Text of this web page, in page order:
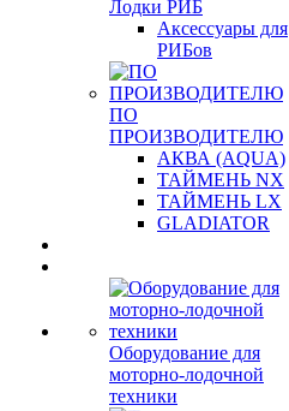
Лодки РИБ
Аксессуары для
РИБов
ПО
ПРОИЗВОДИТЕЛЮ
АКВА (AQUA)
ТАЙМЕНЬ NX
ТАЙМЕНЬ LX
GLADIATOR
Оборудование для
моторно-лодочной
техники